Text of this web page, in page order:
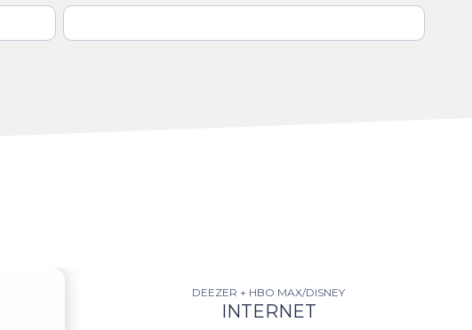
DEEZER + HBO MAX/DISNEY
INTERNET